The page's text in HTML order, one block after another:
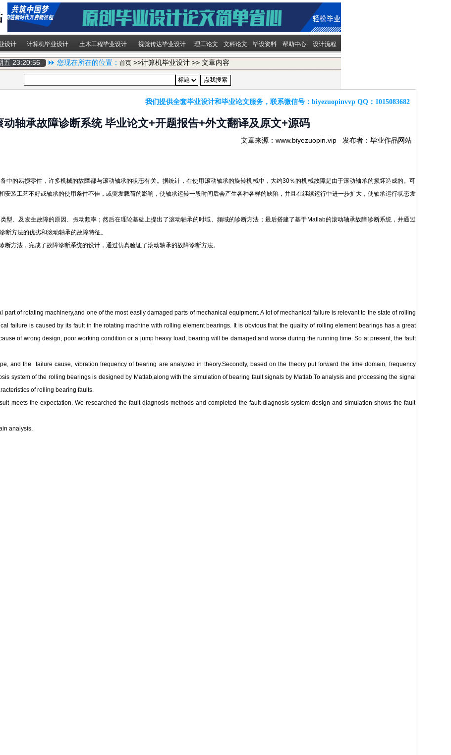
设计 计算机毕业设计 土木工程毕业设计 视觉传达毕业设计 理工论文 文科论文 毕设资料 帮助中心 设计流程
五 23:20:57 您现在所在的位置： 首页 >>计算机毕业设计 >> 文章内容
我们提供全套毕业设计和毕业论文服务，联系微信号： biyezuopinvvp QQ： 1015083682
轴承故障诊断系统 毕业论文+开题报告+外文翻译及原文+源码
文章来源：www.biyezuopin.vip 发布者：毕业作品网站
中的易损零件，许多机械的故障都与滚动轴承的状态有关。据统计，在使用滚动轴承的旋转机械中，大约30％的机械故障是由于滚动轴承的损坏造成的。可
安装工艺不好或轴承的使用条件不佳，或突发载荷的影响，使轴承运转一段时间后会产生各种各样的缺陷，并且在继续运行中进一步扩大，使轴承运行状态发
型、及发生故障的原因、振动频率；然后在理论基础上提出了滚动轴承的时域、频域的诊断方法；最后搭建了基于Matlab的滚动轴承故障诊断系统，并通过
方法的优劣和滚动轴承的故障特征。
方法，完成了故障诊断系统的设计，通过仿真验证了滚动轴承的故障诊断方法。
of rotating machinery,and one of the most easily damaged parts of mechanical equipment. A lot of mechanical failure is relevant to the state of rolling
failure is caused by its fault in the rotating machine with rolling element bearings. It is obvious that the quality of rolling element bearings has a great
of wrong design, poor working condition or a jump heavy load, bearing will be damaged and worse during the running time. So at present, the fault
and the failure cause, vibration frequency of bearing are analyzed in theory.Secondly, based on the theory put forward the time domain, frequency
system of the rolling bearings is designed by Matlab,along with the simulation of bearing fault signals by Matlab.To analysis and processing the signal
of rolling bearing faults.
meets the expectation. We researched the fault diagnosis methods and completed the fault diagnosis system design and simulation shows the fault
analysis,